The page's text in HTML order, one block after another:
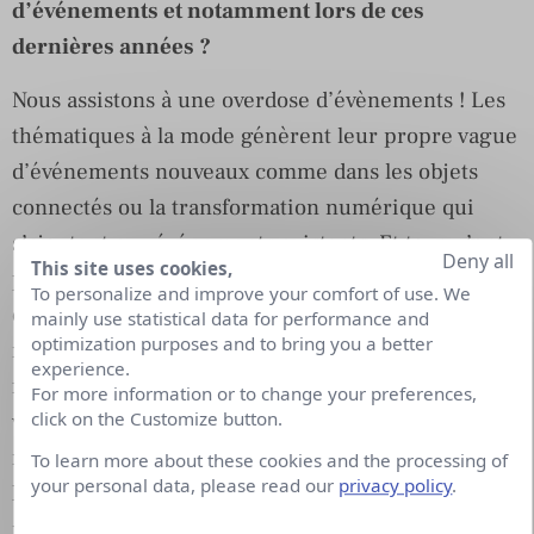
d’événements et notamment lors de ces
dernières années ?
Nous assistons à une overdose d’évènements ! Les
thématiques à la mode génèrent leur propre vague
d’événements nouveaux comme dans les objets
connectés ou la transformation numérique qui
s’ajoutent aux événements existants. Et tous n’ont
pas la même qualité que ce soit au niveau
organisation, contenu, … De plus, avec la
révolution numérique, le digital impacte toutes les
fonctions de l’entreprise : finance, marketing,
ventes, ressources humaines, production… Les
métiers se transforment, et plus que jamais
l’humain a besoin de repères, d’où cette
This site uses cookies,
To personalize and improve your comfort of use. We
mainly use statistical data for performance and
optimization purposes and to bring you a better
experience.
For more information or to change your preferences,
click on the Customize button.
To learn more about these cookies and the processing of
your personal data, please read our privacy policy.
Deny all